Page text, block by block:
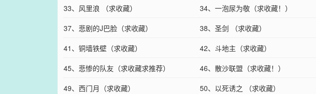
33、风里浪 （求收藏）
34、一泡尿为敬（求收藏！）
37、悲剧的J巴脸（求收藏）
38、圣剑 （求收藏）
41、铜墙铁壁（求收藏）
42、斗地主（求收藏）
45、悲惨的队友（求收藏求推荐）
46、散沙联盟（求收藏！）
49、西门月（求收藏）
50、以死诱之 （求收藏）